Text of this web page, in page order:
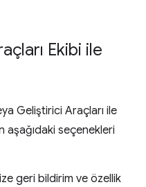
Ekibi ile
Geliştirici Araçları ile
aşağıdaki seçenekleri
geri bildirim ve özellik